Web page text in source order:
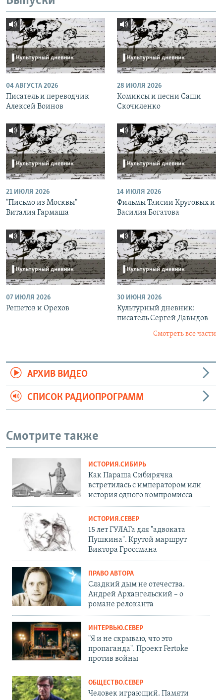
04 АВГУСТА 2026
Писатель и переводчик
Алексей Воинов
28 ИЮЛЯ 2026
Комиксы и песни Саши
Скочиленко
21 ИЮЛЯ 2026
"Письмо из Москвы"
Виталия Гармаша
14 ИЮЛЯ 2026
Фильмы Таисии Круговых и
Василия Богатова
07 ИЮЛЯ 2026
Решетов и Орехов
30 ИЮНЯ 2026
Культурный дневник:
писатель Сергей Давыдов
Смотреть все части
АРХИВ ВИДЕО
СПИСОК РАДИОПРОГРАММ
Смотрите также
ИСТОРИЯ.СИБИРЬ
Как Параша Сибирячка
встретилась с императором или
история одного компромисса
ИСТОРИЯ.СЕВЕР
15 лет ГУЛАГа для "адвоката
Пушкина". Крутой маршрут
Виктора Гроссмана
ПРАВО АВТОРА
Сладкий дым не отечества.
Андрей Архангельский – о
романе релоканта
ИНТЕРВЬЮ.СЕВЕР
"Я и не скрываю, что это
пропаганда". Проект Fertoke
против войны
ОБЩЕСТВО.СЕВЕР
Человек играющий. Памяти